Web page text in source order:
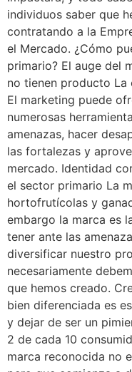
individuos saber que
contratando a la
el Mercado. ¿Cómo
primario? El auge del
no tienen producto
El marketing puede
numerosas
amenazas, hacer
las fortalezas y
mercado. Identidad
el sector primario La
hortofrutícolas y
embargo la marca es
tener ante las
diversificar nuestro
necesariamente
que hemos creado.
bien diferenciada es
y dejar de ser un
2 de cada 10
marca reconocida no